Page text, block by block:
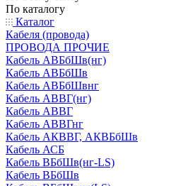
По каталогу
Каталог
Кабеля (провода)
ПРОВОДА ПРОЧИЕ
Кабель АВБбШв(нг)
Кабель АВБбШв
Кабель АВБбШвнг
Кабель АВВГ(нг)
Кабель АВВГ
Кабель АВВГнг
Кабель АКВВГ, АКВБбШв
Кабель АСБ
Кабель ВБбШв(нг-LS)
Кабель ВБбШв